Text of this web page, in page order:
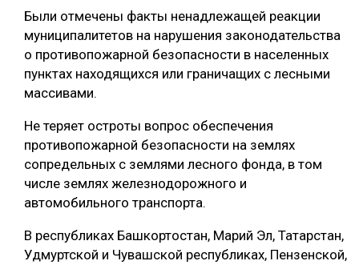
ЛЕСОПИЛЕНИЕ
ДЕРЕВЯННОЕ ДОМОСТРОЕНИЕ
БЕЗОПАСНОЕ ПРОИЗВОДСТВО
СОРТИРОВКА ДРЕВЕСИНЫ
СУШКА ДРЕВЕСИНЫ
МЕБЕЛЬНОЕ ПРОИЗВОДСТВО
Были отмечены факты ненадлежащей реакции
муниципалитетов на нарушения законодательства
о противопожарной безопасности в населенных
пунктах находящихся или граничащих с лесными
массивами.
Не теряет остроты вопрос обеспечения
противопожарной безопасности на землях
сопредельных с землями лесного фонда, в том
числе землях железнодорожного и
автомобильного транспорта.
В республиках Башкортостан, Марий Эл, Татарстан,
Удмуртской и Чувашской республиках, Пензенской,